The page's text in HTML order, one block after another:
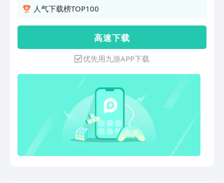
开各种障碍物并收集浆果。游戏规则和玩
跑，但游戏中到处都是女孩元素，比如粉
色浆果、五颜六色的蘑菇、崎岖的藤蔓和
梦幻般的场景，还有巨型蝴蝶带你去摘水
果和飞。
人气下载榜TOP100
高 速 下 载
优先用九游APP下载